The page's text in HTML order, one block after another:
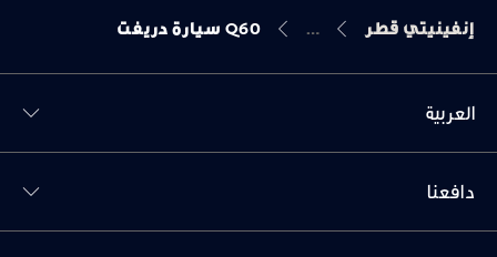
إنفينيتي قطر Q60 سيارة دريفت
العربية
دافعنا